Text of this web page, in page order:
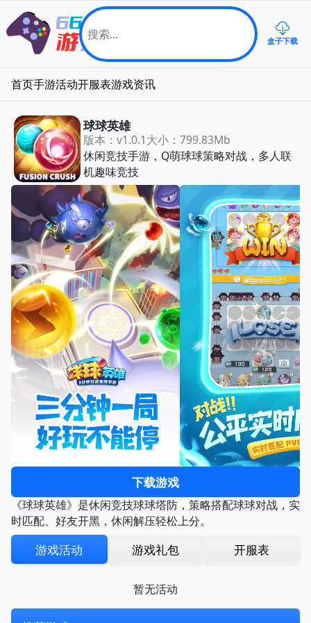
盒子下载
首页手游活动开服表游戏资讯
球球英雄
版本：v1.0.1大小：799.83Mb
休闲竞技手游，Q萌球球策略对战，多人联
机趣味竞技
下载游戏
《球球英雄》是休闲竞技球球塔防，策略搭配球球对战，实
时匹配、好友开黑，休闲解压轻松上分。
游戏活动 游戏礼包 开服表
暂无活动